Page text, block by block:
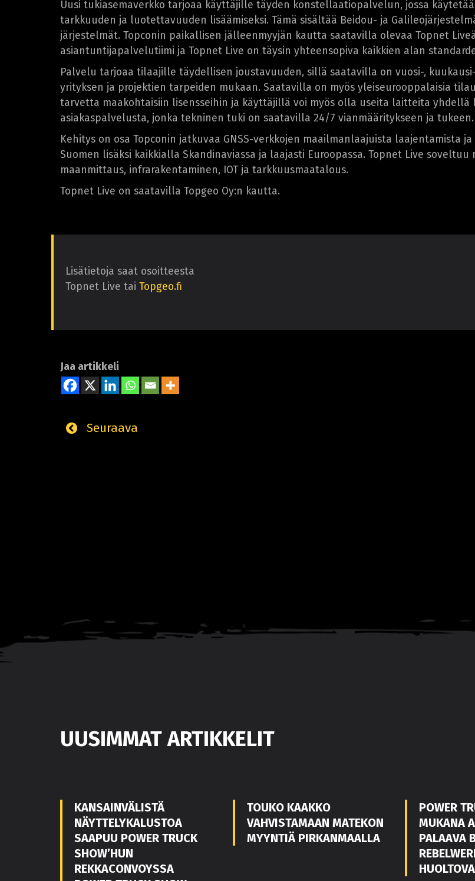
Uusi tukiasemaverkko tarjoaa käyttäjille täyden konstellaatiopalvelun, jossa
tarkkuuden ja luotettavuuden lisäämiseksi. Tämä sisältää Beidou- ja
järjestelmät. Topconin paikallisen jälleenmyyjän kautta saatavilla olevaa Topnet
asiantuntijapalvelutiimi ja Topnet Live on täysin yhteensopiva kaikkien alan
Palvelu tarjoaa tilaajille täydellisen joustavuuden, sillä saatavilla on vuosi-,
yrityksen ja projektien tarpeiden mukaan. Saatavilla on myös yleiseurooppalaisia
tarvetta maakohtaisiin lisensseihin ja käyttäjillä voi myös olla useita laitteita yhdellä
asiakaspalvelusta, jonka tekninen tuki on saatavilla 24/7 vianmääritykseen ja tukeen.
Kehitys on osa Topconin jatkuvaa GNSS-verkkojen maailmanlaajuista laajentamista
Suomen lisäksi kaikkialla Skandinaviassa ja laajasti Euroopassa. Topnet Live
maanmittaus, infrarakentaminen, IOT ja tarkkuusmaatalous.
Topnet Live on saatavilla Topgeo Oy:n kautta.
Lisätietoja saat osoitteesta
Topnet Live tai Topgeo.fi
Jaa artikkeli
Seuraava
UUSIMMAT ARTIKKELIT
KANSAINVÄLISTÄ
NÄYTTELYKALUSTOA
SAAPUU POWER TRUCK
SHOW’HUN
REKKACONVOYSSA
TOUKO KAAKKO
VAHVISTAMAAN MATEKON
MYYNTIÄ PIRKANMAALLA
POWER
MUKANA
PALAAVA